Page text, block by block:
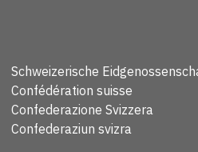
Schweizerische
Confédération suisse
Confederazione Svizzera
Confederaziun svizra